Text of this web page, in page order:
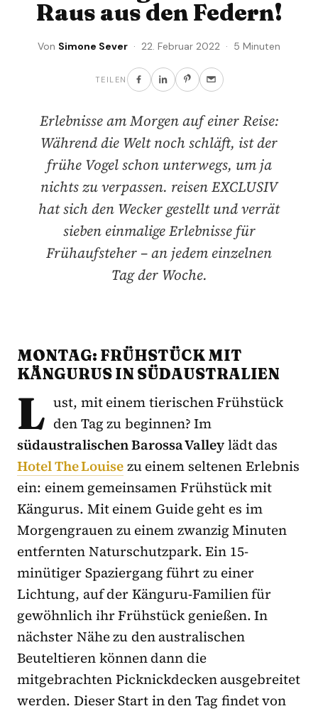
Raus aus den Federn!
Von Simone Sever · 22. Februar 2022 · 5 Minuten
TEILEN
Erlebnisse am Morgen auf einer Reise:
Während die Welt noch schläft, ist der
frühe Vogel schon unterwegs, um ja
nichts zu verpassen. reisen EXCLUSIV
hat sich den Wecker gestellt und verrät
sieben einmalige Erlebnisse für
Frühaufsteher – an jedem einzelnen
Tag der Woche.
MONTAG: FRÜHSTÜCK MIT
KÄNGURUS IN SÜDAUSTRALIEN
L ust, mit einem tierischen Frühstück
den Tag zu beginnen? Im
südaustralischen Barossa Valleylädt das
Hotel The Louisezu einem seltenen Erlebnis
ein: einem gemeinsamen Frühstück mit
Kängurus. Mit einem Guide geht es im
Morgengrauen zu einem zwanzig Minuten
entfernten Naturschutzpark. Ein 15-
minütiger Spaziergang führt zu einer
Lichtung, auf der Känguru-Familien für
gewöhnlich ihr Frühstück genießen. In
nächster Nähe zu den australischen
Beuteltieren können dann die
mitgebrachten Picknickdecken ausgebreitet
werden. Dieser Start in den Tag findet von